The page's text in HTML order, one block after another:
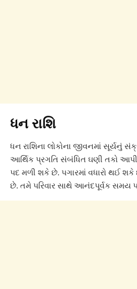
ધન રાશિ
ધન રાશિના લોકોના જીવનમાં સૂર્યનું
આર્થિક પ્રગતિ સંબંધિત ઘણી તકો
પદ મળી શકે છે. પગારમાં વધારો થઈ શકે
છે. તમે પરિવાર સાથે આનંદપૂર્વક સમય